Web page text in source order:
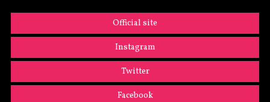
Official site
Instagram
Twitter
Facebook